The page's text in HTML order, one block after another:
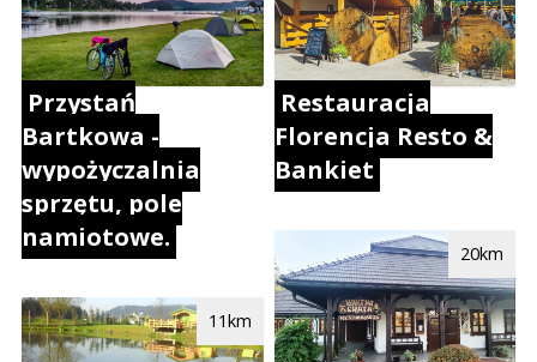
Przystań
Bartkowa -
wypożyczalnia
sprzętu, pole
namiotowe.
11km
Restauracja
Florencja Resto &
Bankiet
20km